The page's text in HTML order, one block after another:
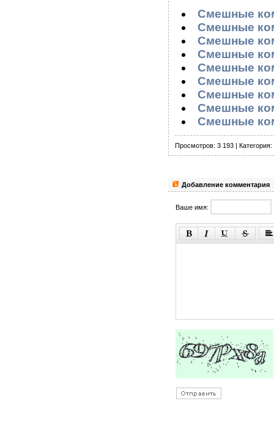
Смешные
Смешные
Смешные
Смешные
Смешные
Смешные
Смешные
Смешные
Смешные
Просмотров: 3 193 | Категория:
Добавление комментария
Ваше имя: